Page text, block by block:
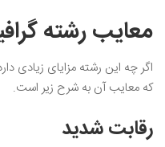
معایب رشته
اگر چه این رشته مزایای زیادی
که معایب آن به شرح زیر است.
رقابت شدید